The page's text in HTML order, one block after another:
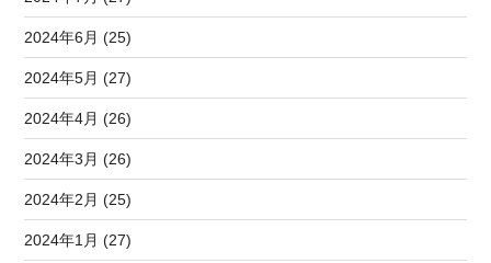
2024年6月 (25)
2024年5月 (27)
2024年4月 (26)
2024年3月 (26)
2024年2月 (25)
2024年1月 (27)